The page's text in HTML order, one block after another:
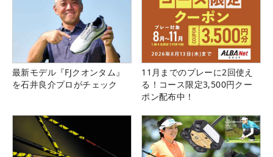
最新モデル『FJクオンタム』
を石井良介プロがチェック
11月までのプレーに2回使え
る！コース限定3,500円クー
ポン配布中！